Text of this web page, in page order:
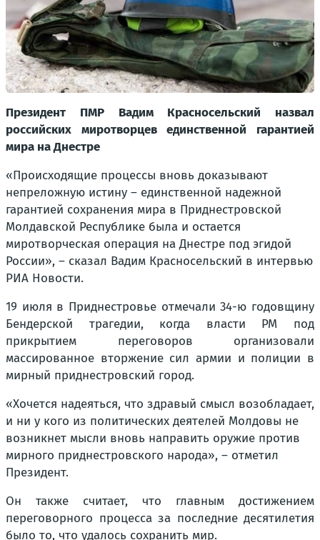
Президент ПМР Вадим Красносельский назвал
российских миротворцев единственной гарантией
мира на Днестре
«Происходящие процессы вновь доказывают
непреложную истину – единственной надежной
гарантией сохранения мира в Приднестровской
Молдавской Республике была и остается
миротворческая операция на Днестре под эгидой
России», – сказал Вадим Красносельский в интервью
РИА Новости.
19 июля в Приднестровье отмечали 34-ю годовщину
Бендерской трагедии, когда власти РМ под
прикрытием переговоров организовали
массированное вторжение сил армии и полиции в
мирный приднестровский город.
«Хочется надеяться, что здравый смысл возобладает,
и ни у кого из политических деятелей Молдовы не
возникнет мысли вновь направить оружие против
мирного приднестровского народа», – отметил
Президент.
Он также считает, что главным достижением
переговорного процесса за последние десятилетия
было то, что удалось сохранить мир.